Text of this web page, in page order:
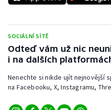
SOCIÁLNÍ SÍTĚ
Odteď vám už nic
i na dalších
Nenechte si nikde ujít nejnovější
na Facebooku, X, Instagramu,